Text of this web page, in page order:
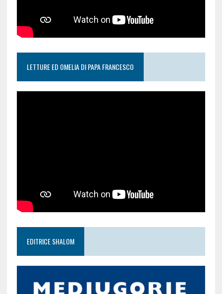
LETTURE ED OMELIA DI PAPA FRANCESCO
EDITRICE SHALOM